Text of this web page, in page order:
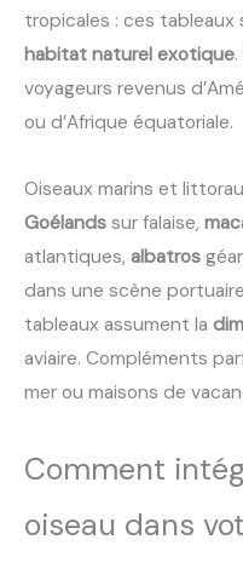
tropicales : ces tableaux
habitat naturel exotique
voyageurs revenus
ou d’Afrique équatoriale.
Oiseaux marins et
Goélands sur falaise,
atlantiques, albatros
dans une scène
tableaux assument la
aviaire. Compléments
mer ou maisons de
Comment
oiseau dans